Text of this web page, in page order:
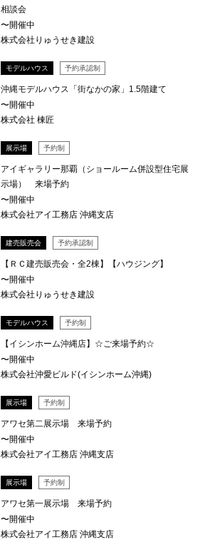
相談会
〜開催中
株式会社りゅうせき建設
モデルハウス 予約承認制
沖縄モデルハウス「街なかの家」1.5階建て
〜開催中
株式会社 棟匠
展示場 予約制
アイギャラリー那覇（ショールーム併設型住宅展
示場） 来場予約
〜開催中
株式会社アイ工務店 沖縄支店
建売販売会 予約承認制
【ＲＣ建売販売会・全2棟】【ハウジング】
〜開催中
株式会社りゅうせき建設
モデルハウス 予約制
【イシンホーム沖縄店】☆ご来場予約☆
〜開催中
株式会社沖愛ビルド(イシンホーム沖縄)
展示場 予約制
アワセ第二展示場 来場予約
〜開催中
株式会社アイ工務店 沖縄支店
展示場 予約制
アワセ第一展示場 来場予約
〜開催中
株式会社アイ工務店 沖縄支店